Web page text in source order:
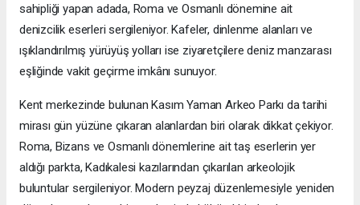
sahipliği yapan adada, Roma ve Osmanlı dönemine ait
denizcilik eserleri sergileniyor. Kafeler, dinlenme alanları ve
ışıklandırılmış yürüyüş yolları ise ziyaretçilere deniz manzarası
eşliğinde vakit geçirme imkânı sunuyor.
Kent merkezinde bulunan Kasım Yaman Arkeo Parkı da tarihi
mirası gün yüzüne çıkaran alanlardan biri olarak dikkat çekiyor.
Roma, Bizans ve Osmanlı dönemlerine ait taş eserlerin yer
aldığı parkta, Kadıkalesi kazılarından çıkarılan arkeolojik
buluntular sergileniyor. Modern peyzaj düzenlemesiyle yeniden